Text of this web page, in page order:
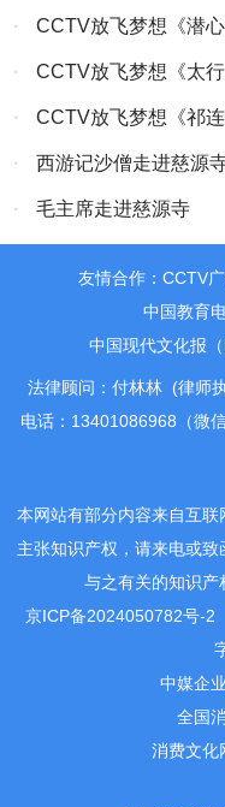
扬帆
·
CCTV放飞梦想《潜
——访全国道德教育新
·
CCTV放飞梦想《太
半丁》
·
CCTV放飞梦想《祁
——记著名书法大师许立
· 西游记沙僧走进慈源
· 毛主席走进慈源寺
友情合作：CCTV
中国教育
中国现代文化报
法律顾问：付林林 (律师
电话：13401086968（微信
本网站有部分内容来自互
主张知识产权，请来电或致
与之有关的知识产
京ICP备2024050782号-2
中媒企
全国
消费文化